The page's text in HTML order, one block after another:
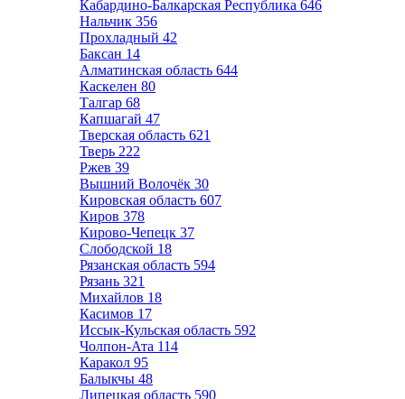
Кабардино-Балкарская Республика 646
Нальчик 356
Прохладный 42
Баксан 14
Алматинская область 644
Каскелен 80
Талгар 68
Капшагай 47
Тверская область 621
Тверь 222
Ржев 39
Вышний Волочёк 30
Кировская область 607
Киров 378
Кирово-Чепецк 37
Слободской 18
Рязанская область 594
Рязань 321
Михайлов 18
Касимов 17
Иссык-Кульская область 592
Чолпон-Ата 114
Каракол 95
Балыкчы 48
Липецкая область 590